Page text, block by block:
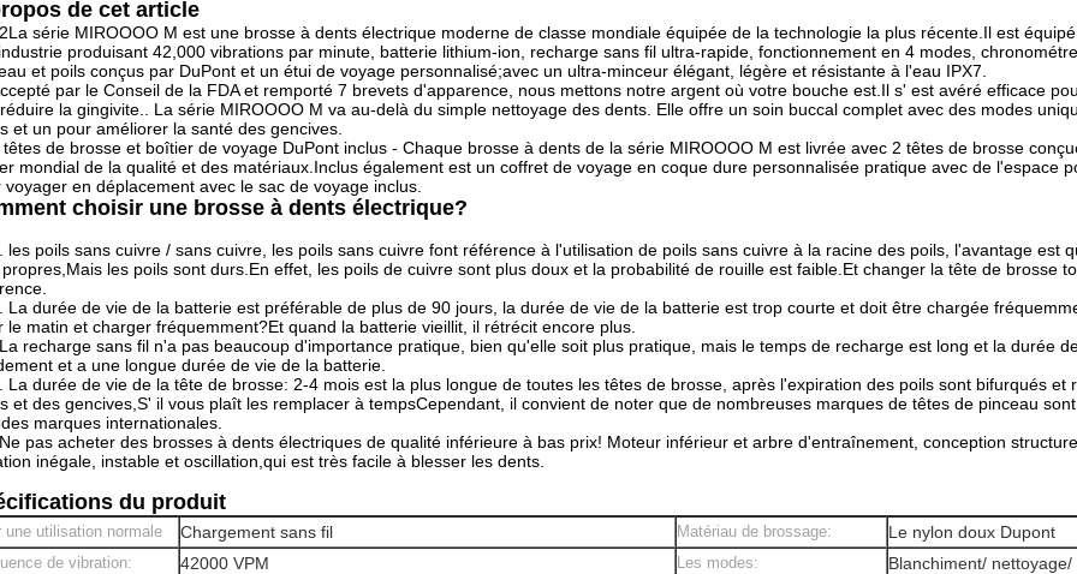
de cet article
série MIROOOO M est une brosse à dents électrique moderne de classe mondiale équipée de la technologie la plus récente.Il est
produisant 42,000 vibrations par minute, batterie lithium-ion, recharge sans fil ultra-rapide, fonctionnement en 4 modes,
et poils conçus par DuPont et un étui de voyage personnalisé;avec un ultra-minceur élégant, légère et résistante à l'eau IPX7.
par le Conseil de la FDA et remporté 7 brevets d'apparence, nous mettons notre argent où votre bouche est.Il s' est avéré efficace
la gingivite.. La série MIROOOO M va au-delà du simple nettoyage des dents. Elle offre un soin buccal complet avec des modes
et un pour améliorer la santé des gencives.
têtes de brosse et boîtier de voyage DuPont inclus - Chaque brosse à dents de la série MIROOOO M est livrée avec 2 têtes de brosse
mondial de la qualité et des matériaux.Inclus également est un coffret de voyage en coque dure personnalisée pratique avec de l'espace
voyager en déplacement avec le sac de voyage inclus.
choisir une brosse à dents électrique?
les poils sans cuivre / sans cuivre, les poils sans cuivre font référence à l'utilisation de poils sans cuivre à la racine des poils, l'avantage est
propres,Mais les poils sont durs.En effet, les poils de cuivre sont plus doux et la probabilité de rouille est faible.Et changer la tête de brosse
La durée de vie de la batterie est préférable de plus de 90 jours, la durée de vie de la batterie est trop courte et doit être chargée
le matin et charger fréquemment?Et quand la batterie vieillit, il rétrécit encore plus.
recharge sans fil n'a pas beaucoup d'importance pratique, bien qu'elle soit plus pratique, mais le temps de recharge est long et la durée
et a une longue durée de vie de la batterie.
La durée de vie de la tête de brosse: 2-4 mois est la plus longue de toutes les têtes de brosse, après l'expiration des poils sont bifurqués et
et des gencives,S' il vous plaît les remplacer à tempsCependant, il convient de noter que de nombreuses marques de têtes de pinceau
marques internationales.
pas acheter des brosses à dents électriques de qualité inférieure à bas prix! Moteur inférieur et arbre d'entraînement, conception
inégale, instable et oscillation,qui est très facile à blesser les dents.
du produit
une utilisation normale Chargement sans fil Matériau de brossage: Le nylon doux Dupont
de vibration: 42000 VPM Les modes: Blanchiment/